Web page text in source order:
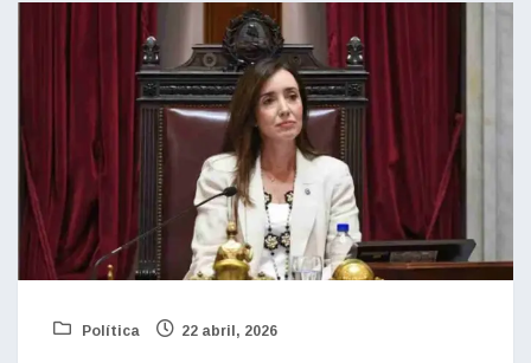
Política 22 abril, 2026